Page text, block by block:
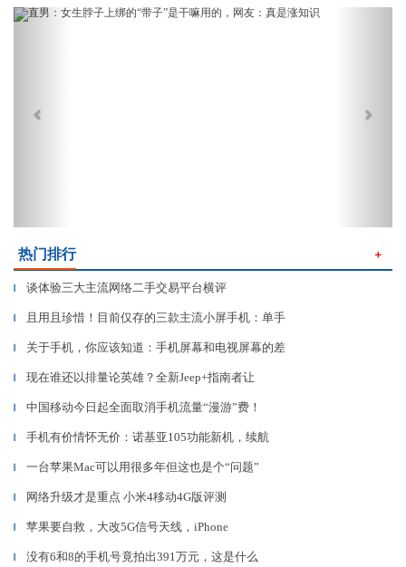
Previous
热门排行 ＋
▎ 谈体验三大主流网络二手交易平台横评
▎ 且用且珍惜！目前仅存的三款主流小屏手机：单手
▎ 关于手机，你应该知道：手机屏幕和电视屏幕的差
▎ 现在谁还以排量论英雄？全新Jeep+指南者让
▎ 中国移动今日起全面取消手机流量“漫游”费！
▎ 手机有价情怀无价：诺基亚105功能新机，续航
▎ 一台苹果Mac可以用很多年但这也是个“问题”
▎ 网络升级才是重点 小米4移动4G版评测
▎ 苹果要自救，大改5G信号天线，iPhone
▎ 没有6和8的手机号竟拍出391万元，这是什么